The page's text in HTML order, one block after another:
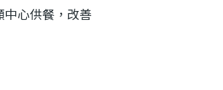
中心供餐，改善